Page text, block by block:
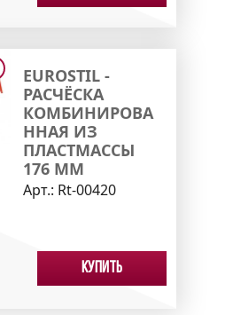
EUROSTIL -
РАСЧЁСКА
КОМБИНИРОВА
ННАЯ ИЗ
ПЛАСТМАССЫ
176 ММ
Арт.: Rt-00420
Купить